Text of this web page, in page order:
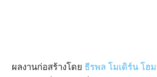
ผลงานก่อสร้างโดย ธีรพล โมเดิร์น โฮม